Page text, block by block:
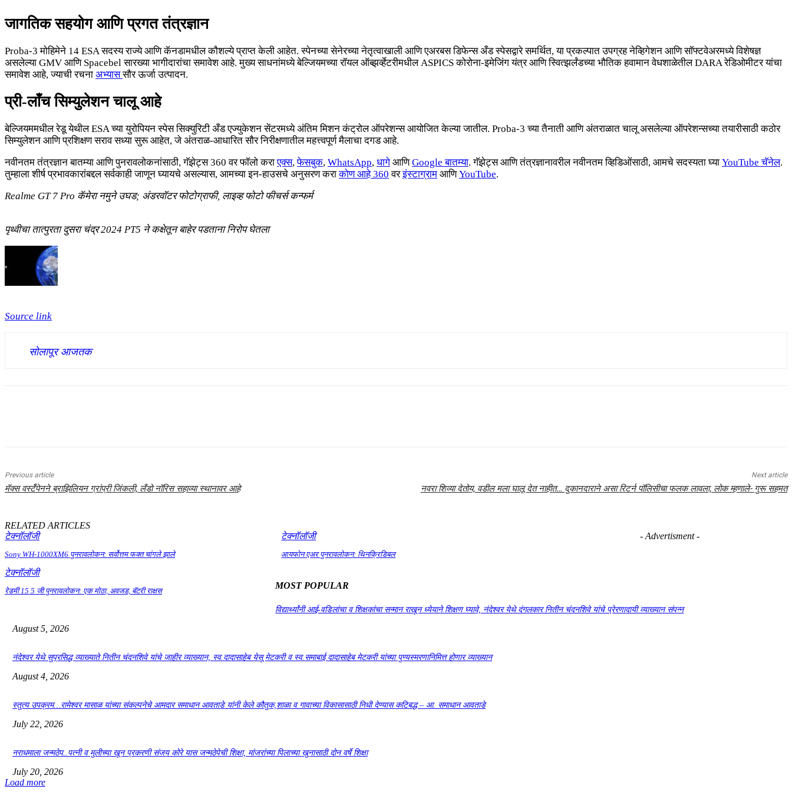
जागतिक सहयोग आणि प्रगत तंत्रज्ञान
Proba-3 मोहिमेने 14 ESA सदस्य राज्ये आणि कॅनडामधील कौशल्ये प्राप्त केली आहेत. स्पेनच्या सेनेरच्या नेतृत्वाखाली आणि एअरबस डिफेन्स अँड स्पेसद्वारे समर्थित, या प्रकल्पात उपग्रह नेव्हिगेशन आणि सॉफ्टवेअरमध्ये विशेषज्ञ
असलेल्या GMV आणि Spacebel सारख्या भागीदारांचा समावेश आहे. मुख्य साधनांमध्ये बेल्जियमच्या रॉयल ऑब्झर्व्हेटरीमधील ASPICS कोरोना-इमेजिंग यंत्र आणि स्वित्झर्लंडच्या भौतिक हवामान वेधशाळेतील DARA रेडिओमीटर यांचा
समावेश आहे, ज्याची रचना अभ्याससौर ऊर्जा उत्पादन.
प्री-लाँच सिम्युलेशन चालू आहे
बेल्जियममधील रेडू येथील ESA च्या युरोपियन स्पेस सिक्युरिटी अँड एज्युकेशन सेंटरमध्ये अंतिम मिशन कंट्रोल ऑपरेशन्स आयोजित केल्या जातील. Proba-3 च्या तैनाती आणि अंतराळात चालू असलेल्या ऑपरेशन्सच्या तयारीसाठी कठोर
सिम्युलेशन आणि प्रशिक्षण सराव सध्या सुरू आहेत, जे अंतराळ-आधारित सौर निरीक्षणातील महत्त्वपूर्ण मैलाचा दगड आहे.
नवीनतम तंत्रज्ञान बातम्या आणि पुनरावलोकनांसाठी, गॅझेट्स 360 वर फॉलो कराएक्स,फेसबुक, WhatsApp, धागे आणिGoogle बातम्या. गॅझेट्स आणि तंत्रज्ञानावरील नवीनतम व्हिडिओंसाठी, आमचे सदस्यता घ्या YouTube चॅनेल.
तुम्हाला शीर्ष प्रभावकारांबद्दल सर्वकाही जाणून घ्यायचे असल्यास, आमच्या इन-हाउसचे अनुसरण कराकोण आहे 360 वरइंस्टाग्राम आणिYouTube.
Realme GT 7 Pro कॅमेरा नमुने उघड; अंडरवॉटर फोटोग्राफी, लाइव्ह फोटो फीचर्स कन्फर्म
पृथ्वीचा तात्पुरता दुसरा चंद्र 2024 PT5 ने कक्षेतून बाहेर पडताना निरोप घेतला
Source link
सोलापूर आजतक
Previous article
मॅक्स वर्स्टॅपेनने ब्राझिलियन ग्रांप्री जिंकली, लँडो नॉरिस सहाव्या स्थानावर आहे
Next article
नवरा शिव्या देतोय, वडील मला घालू देत नाहीत… दुकानदाराने असा रिटर्न पॉलिसीचा फलक लावला, लोक म्हणाले- गुरू सहमत
RELATED ARTICLES
टेक्नॉलॉजी
Sony WH-1000XM6 पुनरावलोकन: सर्वोत्तम फक्त चांगले झाले
टेक्नॉलॉजी
आयफोन एअर पुनरावलोकन: थिनक्रिडिबल
टेक्नॉलॉजी
रेडमी 15 5 जी पुनरावलोकन: एक मोठा, अवजड, बॅटरी राक्षस
- Advertisment -
MOST POPULAR
विद्यार्थ्यांनी आई-वडिलांचा व शिक्षकांचा सन्मान राखून ध्येयाने शिक्षण घ्यावे, नंदेश्वर येथे दंगलकार नितीन चंदनशिवे यांचे प्रेरणादायी व्याख्यान संपन्न
August 5, 2026
नंदेश्वर येथे सुप्रसिद्ध व्याख्याते नितीन चंदनशिवे यांचे जाहीर व्याख्यान, स्व.दादासाहेब येसू मेटकरी व स्व.समाबाई दादासाहेब मेटकरी यांच्या पुण्यस्मरणानिमित्त होणार व्याख्यान
August 4, 2026
स्तुत्य उपक्रम…रामेश्वर मासाळ यांच्या संकल्पनेचे आमदार समाधान आवताडे यांनी केले कौतुक,शाळा व गावाच्या विकासासाठी निधी देण्यास कटिबद्ध – आ. समाधान आवताडे
July 22, 2026
नराधमाला जन्मठेप..पत्नी व मुलीच्या खून प्रकरणी संजय कोरे यास जन्मठेपेची शिक्षा, मांजरांच्या पिलाच्या खुनासाठी दोन वर्षे शिक्षा
July 20, 2026
Load more